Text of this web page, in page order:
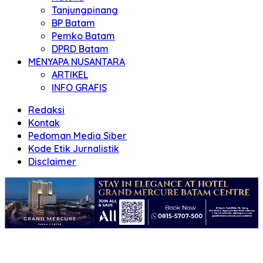
Tanjungpinang
BP Batam
Pemko Batam
DPRD Batam
MENYAPA NUSANTARA
ARTIKEL
INFO GRAFIS
Redaksi
Kontak
Pedoman Media Siber
Kode Etik Jurnalistik
Disclaimer